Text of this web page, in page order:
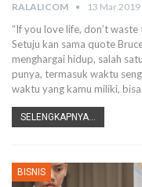
RALALICOM 13 Mar 2019
“If you love life, don’t
Setuju kan sama quote
menghargai hidup, salah
punya, termasuk waktu
waktu yang kamu miliki,
SELENGKAPNYA...
BISNIS